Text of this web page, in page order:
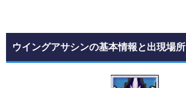
ウイングアサシンの基本情報と出現場所